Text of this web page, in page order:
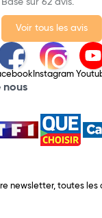
Voir tous les avis
Instagram
nous
newsletter, toutes les